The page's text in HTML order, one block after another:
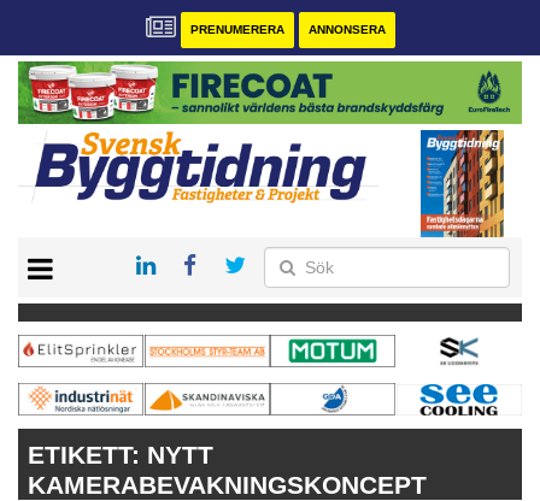
PRENUMERERA ANNONSERA
PRENUMERERA
VÅRA ANDRA MAGASIN
ANNONSERA
KONTAKT
ETIKETT: NYTT
KAMERABEVAKNINGSKONCEPT